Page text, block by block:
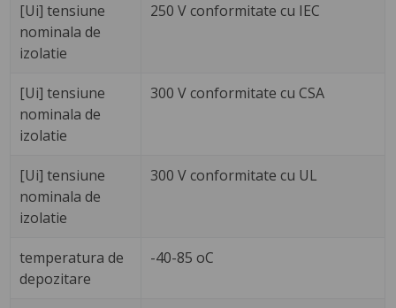
[Ui] tensiune
nominala de
izolatie
250 V conformitate cu IEC
[Ui] tensiune
nominala de
izolatie
300 V conformitate cu CSA
[Ui] tensiune
nominala de
izolatie
300 V conformitate cu UL
temperatura de
depozitare
-40-85 oC